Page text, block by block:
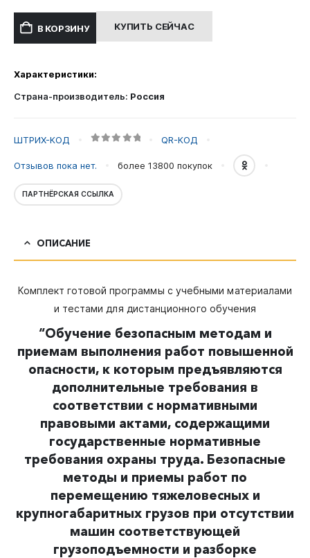
составляла
15,000.00 ₽.
В КОРЗИНУ КУПИТЬ СЕЙЧАС
Характеристики:
Страна-производитель: Россия
ШТРИХ-КОД QR-КОД
Отзывов пока нет. более 13800 покупок
ПАРТНЁРСКАЯ ССЫЛКА
ОПИСАНИЕ
Комплект готовой программы с учебными материалами
и тестами для дистанционного обучения
“Обучение безопасным методам и
приемам выполнения работ повышенной
опасности, к которым предъявляются
дополнительные требования в
соответствии с нормативными
правовыми актами, содержащими
государственные нормативные
требования охраны труда. Безопасные
методы и приемы работ по
перемещению тяжеловесных и
крупногабаритных грузов при отсутствии
машин соответствующей
грузоподъемности и разборке